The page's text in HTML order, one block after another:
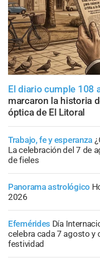
El diario cumple 108
marcaron la historia
óptica de El Litoral
Trabajo, fe y esperanza
La celebración del 7 de
de fieles
Panorama astrológico
2026
Efemérides Día
celebra cada 7 agosto y
festividad